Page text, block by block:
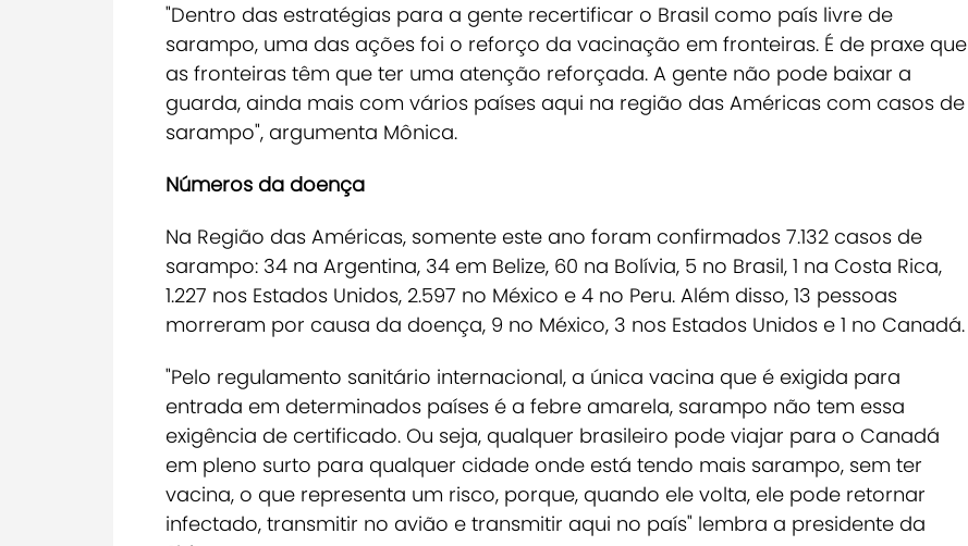
"Dentro das estratégias para a gente recertificar o Brasil como país livre de
sarampo, uma das ações foi o reforço da vacinação em fronteiras. É de praxe que
as fronteiras têm que ter uma atenção reforçada. A gente não pode baixar a
guarda, ainda mais com vários países aqui na região das Américas com casos de
sarampo", argumenta Mônica.
Números da doença
Na Região das Américas, somente este ano foram confirmados 7.132 casos de
sarampo: 34 na Argentina, 34 em Belize, 60 na Bolívia, 5 no Brasil, 1 na Costa Rica,
1.227 nos Estados Unidos, 2.597 no México e 4 no Peru. Além disso, 13 pessoas
morreram por causa da doença, 9 no México, 3 nos Estados Unidos e 1 no Canadá.
"Pelo regulamento sanitário internacional, a única vacina que é exigida para
entrada em determinados países é a febre amarela, sarampo não tem essa
exigência de certificado. Ou seja, qualquer brasileiro pode viajar para o Canadá
em pleno surto para qualquer cidade onde está tendo mais sarampo, sem ter
vacina, o que representa um risco, porque, quando ele volta, ele pode retornar
infectado, transmitir no avião e transmitir aqui no país" lembra a presidente da